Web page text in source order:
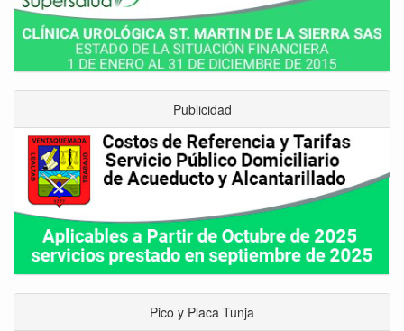
Publicidad
Pico y Placa Tunja